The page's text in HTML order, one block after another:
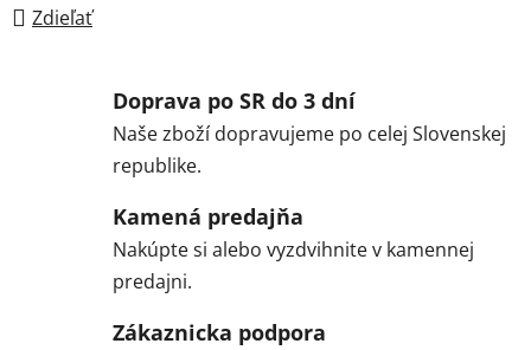
Zdieľať
Doprava po SR do 3 dní
Naše zboží dopravujeme po celej Slovenskej
republike.
Kamená predajňa
Nakúpte si alebo vyzdvihnite v kamennej
predajni.
Zákaznicka podpora